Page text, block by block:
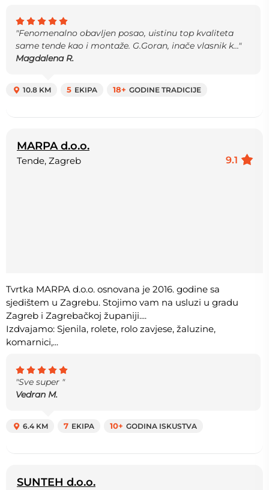
"Fenomenalno obavljen posao, uistinu top kvaliteta
same tende kao i montaže. G.Goran, inače vlasnik k..."
Magdalena R.
10.8 KM 5 EKIPA 18+ GODINE TRADICIJE
MARPA d.o.o.
9.1
Tende, Zagreb
Tvrtka MARPA d.o.o. osnovana je 2016. godine sa
sjedištem u Zagrebu. Stojimo vam na usluzi u gradu
Zagreb i Zagrebačkoj županiji....
Izdvajamo: Sjenila, rolete, rolo zavjese, žaluzine,
komarnici,...
"Sve super "
Vedran M.
6.4 KM 7 EKIPA 10+ GODINA ISKUSTVA
SUNTEH d.o.o.